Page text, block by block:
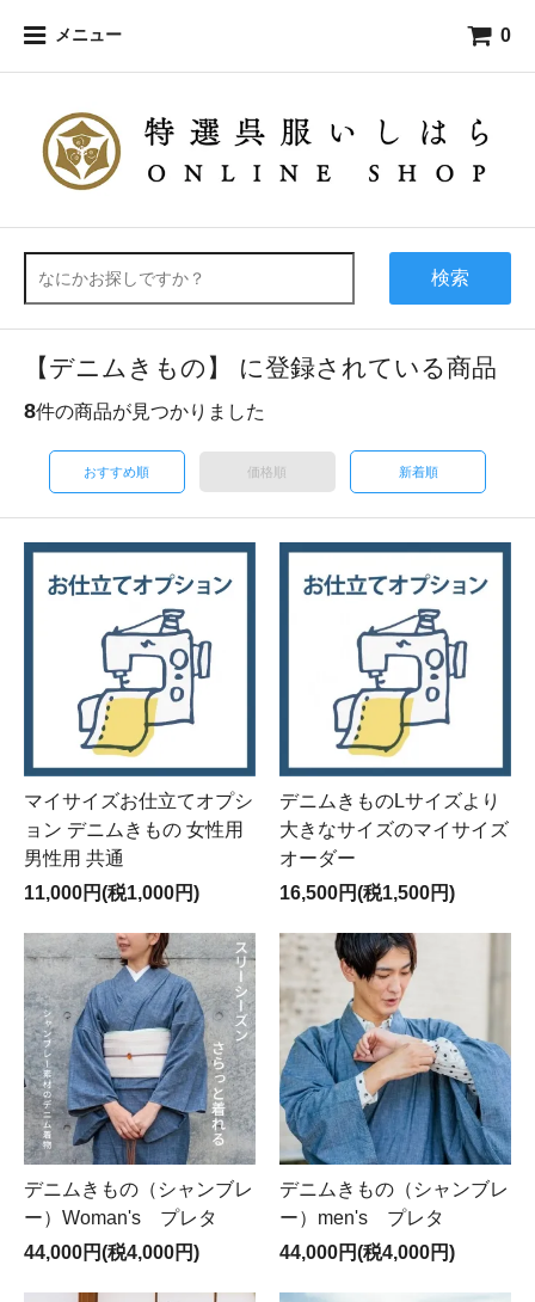
メニュー 0
検索
【デニムきもの】 に登録されている商品
8件の商品が見つかりました
おすすめ順 価格順 新着順
マイサイズお仕立てオプシ
ョン デニムきもの 女性用
男性用 共通
11,000円(税1,000円)
デニムきものLサイズより
大きなサイズのマイサイズ
オーダー
16,500円(税1,500円)
デニムきもの（シャンブレ
ー）Woman's プレタ
44,000円(税4,000円)
デニムきもの（シャンブレ
ー）men's プレタ
44,000円(税4,000円)